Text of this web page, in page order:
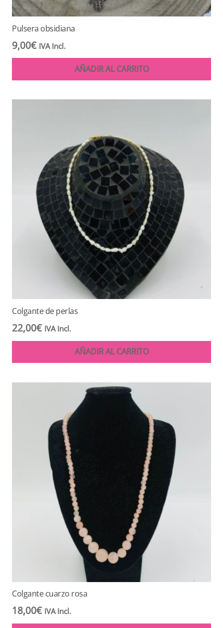
Pulsera obsidiana
9,00€ IVA Incl.
AÑADIR AL CARRITO
Colgante de perlas
22,00€ IVA Incl.
AÑADIR AL CARRITO
Colgante cuarzo rosa
18,00€ IVA Incl.